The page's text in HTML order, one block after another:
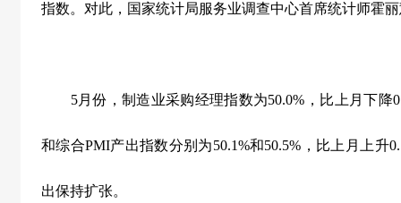
指数。对此，国家统计局服务业调查中心首席统计师霍
5月份，制造业采购经理指数为50.0% ，比上月下降
和综合PMI产出指数分别为50.1%和50.5% ，比上月上升
出保持扩张。